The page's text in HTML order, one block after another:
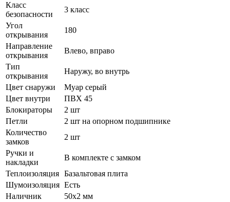
Класс
безопасности
3 класс
Угол
открывания
180
Направление
открывания
Влево, вправо
Тип
открывания
Наружу, во внутрь
Цвет снаружи
Муар серый
Цвет внутри
ПВХ 45
Блокираторы
2 шт
Петли
2 шт на опорном подшипнике
Количество
замков
2 шт
Ручки и
накладки
В комплекте с замком
Теплоизоляция Базальтовая плита
Шумоизоляция Есть
Наличник
50х2 мм